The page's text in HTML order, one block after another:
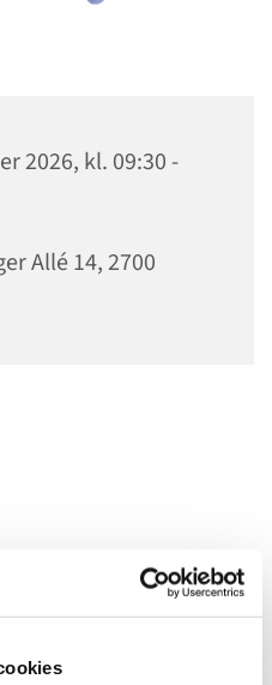
2026, kl. 09:30 -
Allé 14, 2700